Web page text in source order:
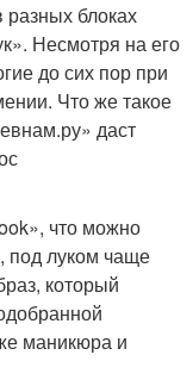
разных блоках
Несмотря на его
до сих пор при
Что же такое
даст
что можно
под луком чаще
который
маникюра и